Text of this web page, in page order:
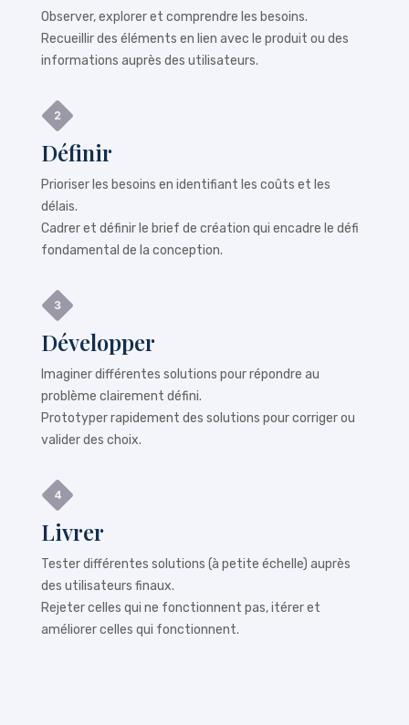
Observer, explorer et comprendre les besoins.
Recueillir des éléments en lien avec le produit ou des
informations auprès des utilisateurs.
Définir
Prioriser les besoins en identifiant les coûts et les
délais.
Cadrer et définir le brief de création qui encadre le défi
fondamental de la conception.
Développer
Imaginer différentes solutions pour répondre au
problème clairement défini.
Prototyper rapidement des solutions pour corriger ou
valider des choix.
Livrer
Tester différentes solutions (à petite échelle) auprès
des utilisateurs finaux.
Rejeter celles qui ne fonctionnent pas, itérer et
améliorer celles qui fonctionnent.